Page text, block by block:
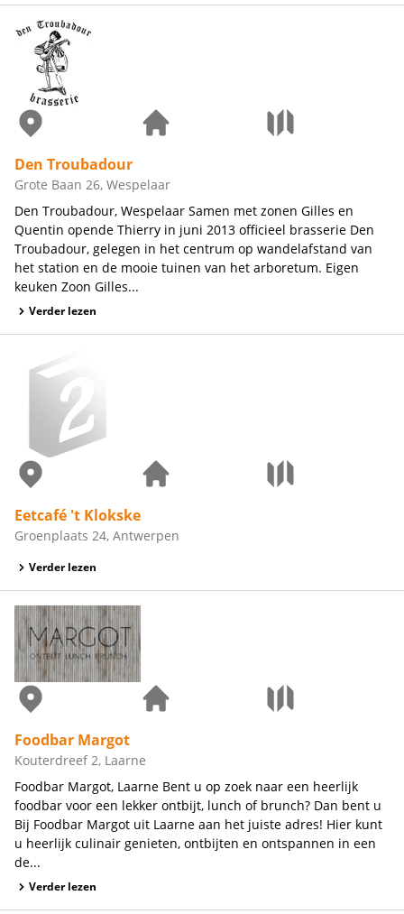
Den Troubadour
Grote Baan 26, Wespelaar
Den Troubadour, Wespelaar Samen met zonen Gilles en
Quentin opende Thierry in juni 2013 officieel brasserie Den
Troubadour, gelegen in het centrum op wandelafstand van
het station en de mooie tuinen van het arboretum. Eigen
keuken Zoon Gilles...
Verder lezen
Eetcafé 't Klokske
Groenplaats 24, Antwerpen
Verder lezen
Foodbar Margot
Kouterdreef 2, Laarne
Foodbar Margot, Laarne Bent u op zoek naar een heerlijk
foodbar voor een lekker ontbijt, lunch of brunch? Dan bent u
Bij Foodbar Margot uit Laarne aan het juiste adres! Hier kunt
u heerlijk culinair genieten, ontbijten en ontspannen in een
de...
Verder lezen